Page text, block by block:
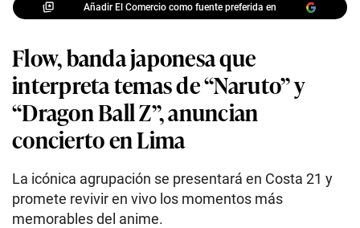
Añadir El Comercio como fuente preferida en
Flow, banda japonesa que
interpreta temas de “Naruto” y
“Dragon Ball Z”, anuncian
concierto en Lima
La icónica agrupación se presentará en Costa 21 y
promete revivir en vivo los momentos más
memorables del anime.